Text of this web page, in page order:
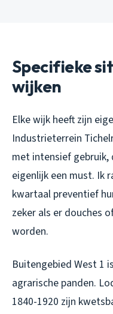
Specifieke
wijken
Elke wijk heeft zijn
Industrieterrein
met intensief gebruik,
eigenlijk een must. Ik
kwartaal preventief
zeker als er douches
worden.
Buitengebied West 1
agrarische panden.
1840-1920 zijn